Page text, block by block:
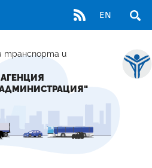
RSS EN
транспорта и